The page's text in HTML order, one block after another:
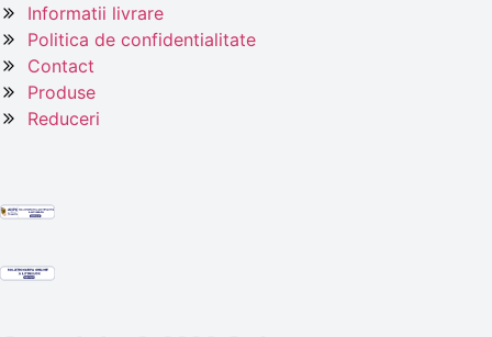
Informatii livrare
Politica de confidentialitate
Contact
Produse
Reduceri